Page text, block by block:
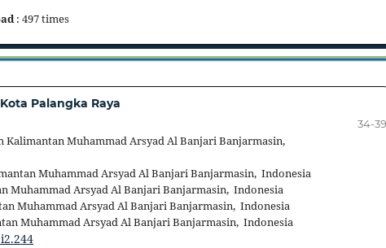
: 497 times
Palangka Raya
Kalimantan Muhammad Arsyad Al Banjari Banjarmasin,
Muhammad Arsyad Al Banjari Banjarmasin, Indonesia
Muhammad Arsyad Al Banjari Banjarmasin, Indonesia
Muhammad Arsyad Al Banjari Banjarmasin, Indonesia
Muhammad Arsyad Al Banjari Banjarmasin, Indonesia
34-39